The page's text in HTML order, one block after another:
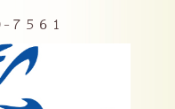
５６１